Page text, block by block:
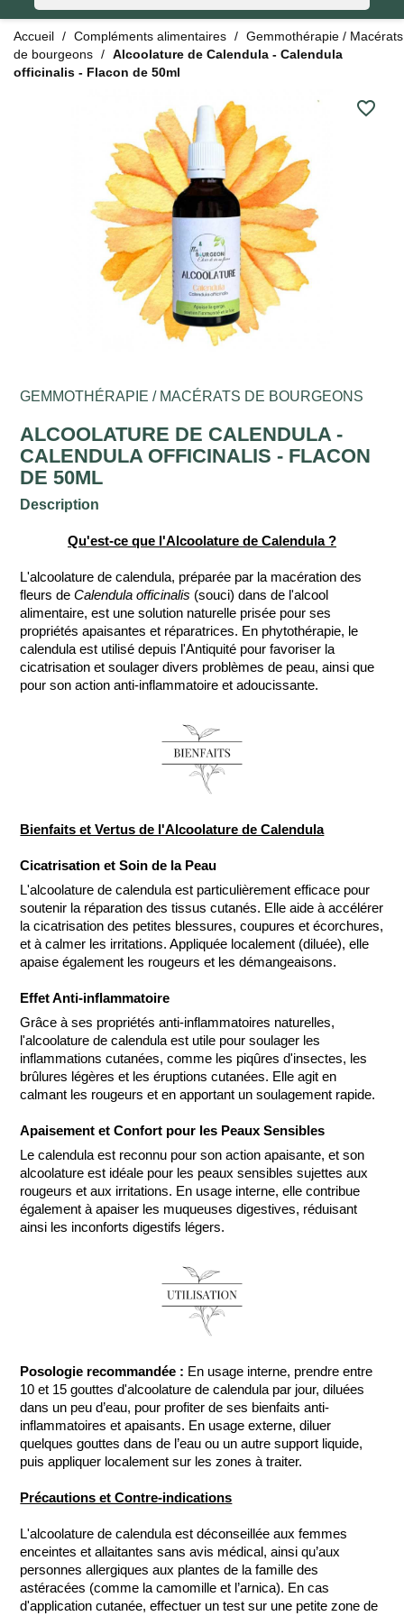
Accueil Compléments alimentaires
Gemmothérapie / Macérats
de bourgeons
Alcoolature de Calendula - Calendula
officinalis - Flacon de 50ml
favorite_border
GEMMOTHÉRAPIE / MACÉRATS DE BOURGEONS
ALCOOLATURE DE CALENDULA -
CALENDULA OFFICINALIS - FLACON
DE 50ML
Description
Qu'est-ce que l'Alcoolature de Calendula ?
L'alcoolature de calendula, préparée par la macération des
fleurs deCalendula officinalis (souci) dans de l'alcool
alimentaire, est une solution naturelle prisée pour ses
propriétés apaisantes et réparatrices. En phytothérapie, le
calendula est utilisé depuis l'Antiquité pour favoriser la
cicatrisation et soulager divers problèmes de peau, ainsi que
pour son action anti-inflammatoire et adoucissante.
Bienfaits et Vertus de l'Alcoolature de Calendula
Cicatrisation et Soin de la Peau
L'alcoolature de calendula est particulièrement efficace pour
soutenir la réparation des tissus cutanés. Elle aide à accélérer
la cicatrisation des petites blessures, coupures et écorchures,
et à calmer les irritations. Appliquée localement (diluée), elle
apaise également les rougeurs et les démangeaisons.
Effet Anti-inflammatoire
Grâce à ses propriétés anti-inflammatoires naturelles,
l'alcoolature de calendula est utile pour soulager les
inflammations cutanées, comme les piqûres d'insectes, les
brûlures légères et les éruptions cutanées. Elle agit en
calmant les rougeurs et en apportant un soulagement rapide.
Apaisement et Confort pour les Peaux Sensibles
Le calendula est reconnu pour son action apaisante, et son
alcoolature est idéale pour les peaux sensibles sujettes aux
rougeurs et aux irritations. En usage interne, elle contribue
également à apaiser les muqueuses digestives, réduisant
ainsi les inconforts digestifs légers.
Posologie recommandée : En usage interne, prendre entre
10 et 15 gouttes d'alcoolature de calendula par jour, diluées
dans un peu d’eau, pour profiter de ses bienfaits anti-
inflammatoires et apaisants. En usage externe, diluer
quelques gouttes dans de l’eau ou un autre support liquide,
puis appliquer localement sur les zones à traiter.
Précautions et Contre-indications
L'alcoolature de calendula est déconseillée aux femmes
enceintes et allaitantes sans avis médical, ainsi qu’aux
personnes allergiques aux plantes de la famille des
astéracées (comme la camomille et l’arnica). En cas
d'application cutanée, effectuer un test sur une petite zone de